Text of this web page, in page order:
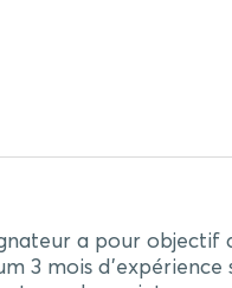
a pour
3 mois